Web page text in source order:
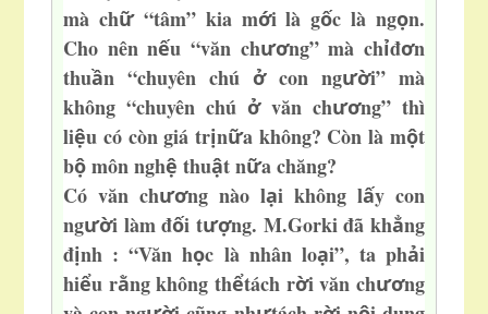
mà chữ“tâm” kia mới là gốc là ngọn.
Cho nên nếu “văn chương” mà chỉđơn
thuần “chuyên chú ởcon người” mà
không “chuyên chú ởvăn chương” thì
liệu có còn giá trịnữa không? Còn là một
bộ môn nghệ thuật nữa chăng?
Có văn chương nào lại không lấy con
người làm đối tượng. M.Gorki đã khẳng
định : “Văn học là nhân loại”, ta phải
hiểu rằng không thểtách rời văn chương